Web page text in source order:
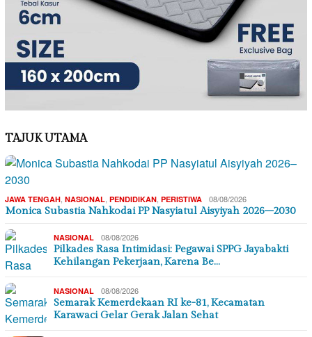
TAJUK UTAMA
JAWA TENGAH NASIONAL PENDIDIKAN PERISTIWA 08/08/2026
Monica Subastia Nahkodai PP Nasyiatul Aisyiyah 2026–2030
NASIONAL 08/08/2026
Pilkades Rasa Intimidasi: Pegawai SPPG Jayabakti
Kehilangan Pekerjaan, Karena Be…
NASIONAL 08/08/2026
Semarak Kemerdekaan RI ke-81, Kecamatan
Karawaci Gelar Gerak Jalan Sehat